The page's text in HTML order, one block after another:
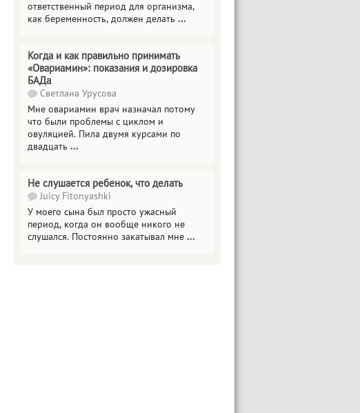
ответственный период для организма,
как беременность, должен делать ...
Когда и как правильно принимать
«Овариамин»: показания и дозировка
БАДа
Светлана Урусова
Мне овариамин врач назначал потому
что были проблемы с циклом и
овуляцией. Пила двумя курсами по
двадцать ...
Не слушается ребенок, что делать
Juicy Fitonyashki
У моего сына был просто ужасный
период, когда он вообще никого не
слушался. Постоянно закатывал мне ...